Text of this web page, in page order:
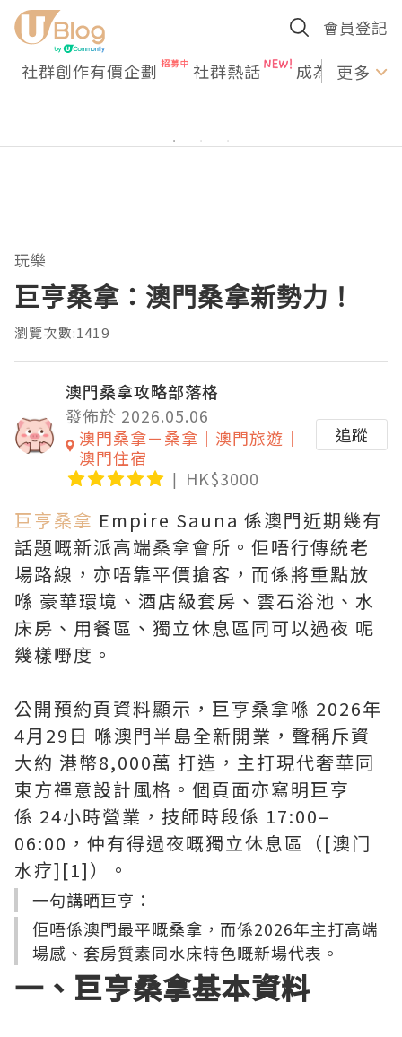
會員登記
社群創作有價企劃 社群熱話 成為U更多
玩樂
巨亨桑拿：澳門桑拿新勢力！
瀏覽次數:1419
澳門桑拿攻略部落格
發佈於 2026.05.06
澳門桑拿－桑拿｜澳門旅遊｜
澳門住宿
HK$3000
追蹤
巨亨桑拿 Empire Sauna 係澳門近期幾有
話題嘅新派高端桑拿會所。佢唔行傳統老
場路線，亦唔靠平價搶客，而係將重點放
喺 豪華環境、酒店級套房、雲石浴池、水
床房、用餐區、獨立休息區同可以過夜 呢
幾樣嘢度。
公開預約頁資料顯示，巨亨桑拿喺 2026年
4月29日 喺澳門半島全新開業，聲稱斥資
大約 港幣8,000萬 打造，主打現代奢華同
東方禪意設計風格。個頁面亦寫明巨亨
係 24小時營業，技師時段係 17:00–
06:00，仲有得過夜嘅獨立休息區（[澳门
水疗][1]）。
一句講晒巨亨：
佢唔係澳門最平嘅桑拿，而係2026年主打高端
場感、套房質素同水床特色嘅新場代表。
一、巨亨桑拿基本資料